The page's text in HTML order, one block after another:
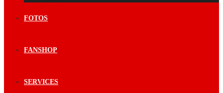
FOTOS
FANSHOP
SERVICES